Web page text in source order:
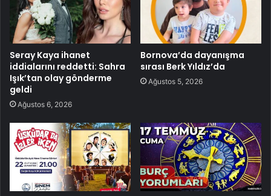
Seray Kaya ihanet
iddialarını reddetti: Sahra
Işık’tan olay gönderme
geldi
Ağustos 6, 2026
Bornova’da dayanışma
sırası Berk Yıldız’da
Ağustos 5, 2026